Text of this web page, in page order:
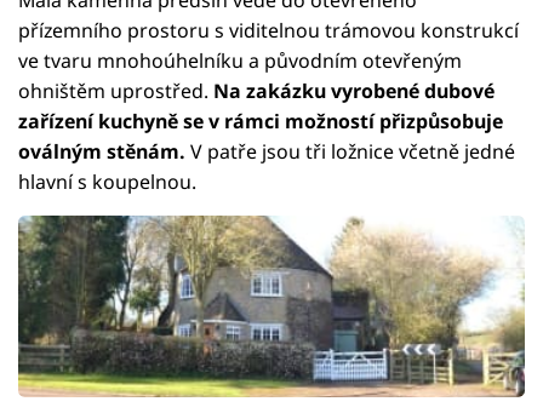
přízemního prostoru s viditelnou trámovou konstrukcí
ve tvaru mnohoúhelníku a původním otevřeným
ohništěm uprostřed. Na zakázku vyrobené dubové
zařízení kuchyně se v rámci možností přizpůsobuje
oválným stěnám. V patře jsou tři ložnice včetně jedné
hlavní s koupelnou.